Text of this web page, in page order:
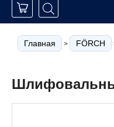
Главная > FÖRCH